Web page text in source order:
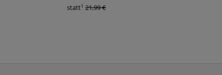
statt1 21,99 €